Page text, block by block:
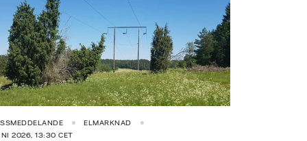
ELMARKNAD
2026, 13:30 CET